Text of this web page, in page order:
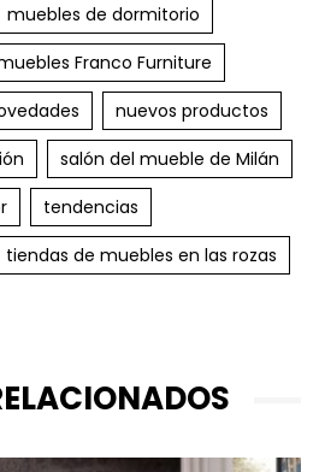
muebles de dormitorio
Franco Furniture
nuevos productos
salón del mueble de Milán
tendencias
tiendas de muebles en las rozas